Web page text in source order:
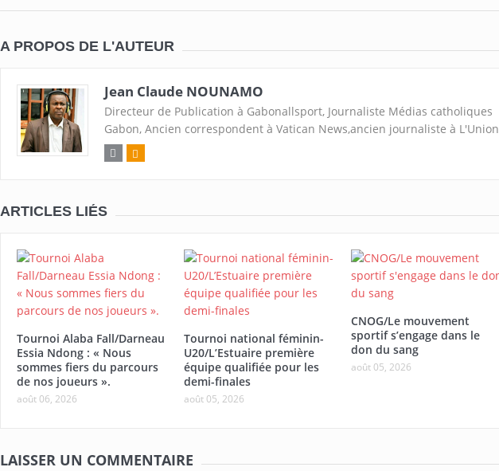
A PROPOS DE L'AUTEUR
Jean Claude NOUNAMO
Directeur de Publication à Gabonallsport, Journaliste Médias catholiques
Gabon, Ancien correspondent à Vatican News,ancien journaliste à L'Union
ARTICLES LIÉS
Tournoi Alaba Fall/Darneau
Essia Ndong : « Nous
sommes fiers du parcours
de nos joueurs ».
août 06, 2026
Tournoi national féminin-
U20/L’Estuaire première
équipe qualifiée pour les
demi-finales
août 05, 2026
CNOG/Le mouvement
sportif s’engage dans le
don du sang
août 05, 2026
LAISSER UN COMMENTAIREde la ligue provinciale de Minn